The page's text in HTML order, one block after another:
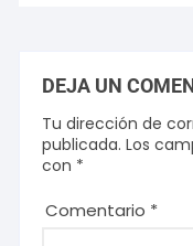
DEJA UN
Tu dirección de
publicada. Los
con *
Comentario *